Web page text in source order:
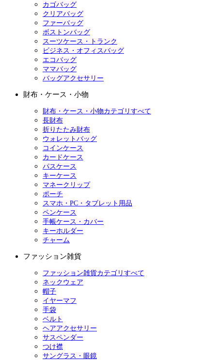
カゴバッグ
クリアバッグ
ファーバッグ
ボストンバッグ
スーツケース・トランク
ビジネス・オフィスバッグ
エコバッグ
ママバッグ
バッグアクセサリー
財布・ケース・小物
財布・ケース・小物カテゴリすべて
長財布
折りたたみ財布
ウォレットバッグ
コインケース
カードケース
パスケース
キーケース
マネークリップ
ポーチ
スマホ・PC・タブレット用品
ペンケース
手帳ケース・カバー
キーホルダー
チャーム
ファッション雑貨
ファッション雑貨カテゴリすべて
ネックウェア
帽子
イヤーマフ
手袋
ベルト
ヘアアクセサリー
サスペンダー
つけ襟
サングラス・眼鏡